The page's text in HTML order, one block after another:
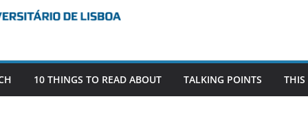
10 THINGS TO READ ABOUT TALKING POINTS THIS